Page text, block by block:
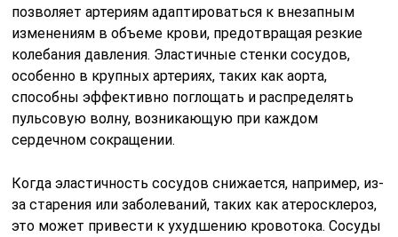
позволяет артериям адаптироваться к внезапным
изменениям в объеме крови, предотвращая резкие
колебания давления. Эластичные стенки сосудов,
особенно в крупных артериях, таких как аорта,
способны эффективно поглощать и распределять
пульсовую волну, возникающую при каждом
сердечном сокращении.
Когда эластичность сосудов снижается, например, из-
за старения или заболеваний, таких как атеросклероз,
это может привести к ухудшению кровотока. Сосуды